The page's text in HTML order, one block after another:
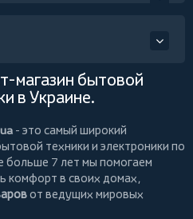
магазин бытовой
в Украине.
- это самый широкий
техники и электроники по
больше 7 лет мы помогаем
комфорт в своих домах,
от ведущих мировых